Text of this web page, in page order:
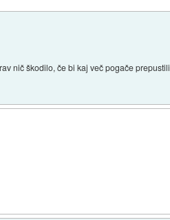
nič škodilo, če bi kaj več pogače prepustili